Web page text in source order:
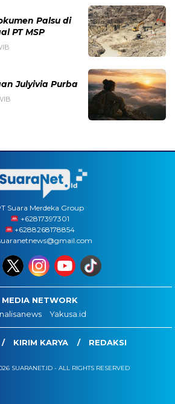
Palsu di
PT MSP
Julyivia Purba
Suara Merdeka Group
‪+62817397301
+6288268178854
MEDIA NETWORK
Yakusa.id
KIRIM KARYA REDAKSI
SUARANET.ID - ALL RIGHTS RESERVED